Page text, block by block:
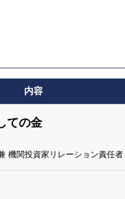
内容
ての金
機関投資家リレーション責任者